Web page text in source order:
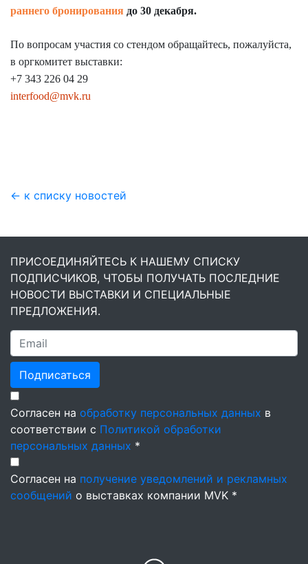
раннего бронирования до 30 декабря.
По вопросам участия со стендом обращайтесь, пожалуйста,
в оргкомитет выставки:
+7 343 226 04 29
interfood@mvk.ru
← к списку новостей
ПРИСОЕДИНЯЙТЕСЬ К НАШЕМУ СПИСКУ
ПОДПИСЧИКОВ, ЧТОБЫ ПОЛУЧАТЬ ПОСЛЕДНИЕ
НОВОСТИ ВЫСТАВКИ И СПЕЦИАЛЬНЫЕ
ПРЕДЛОЖЕНИЯ.
Подписаться
Согласен на обработку персональных данных в
соответствии с Политикой обработки
персональных данных *
Согласен на получение уведомлений и рекламных
сообщений о выставках компании MVK *